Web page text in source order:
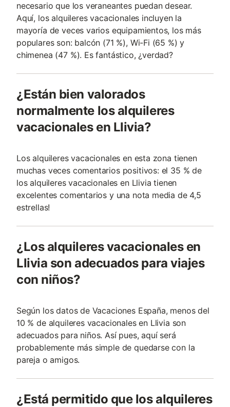
necesario que los veraneantes puedan desear.
Aquí, los alquileres vacacionales incluyen la
mayoría de veces varios equipamientos, los más
populares son: balcón (71 %), Wi-Fi (65 %) y
chimenea (47 %). Es fantástico, ¿verdad?
¿Están bien valorados
normalmente los alquileres
vacacionales en Llivia?
Los alquileres vacacionales en esta zona tienen
muchas veces comentarios positivos: el 35 % de
los alquileres vacacionales en Llivia tienen
excelentes comentarios y una nota media de 4,5
estrellas!
¿Los alquileres vacacionales en
Llivia son adecuados para viajes
con niños?
Según los datos de Vacaciones España, menos del
10 % de alquileres vacacionales en Llivia son
adecuados para niños. Así pues, aquí será
probablemente más simple de quedarse con la
pareja o amigos.
¿Está permitido que los alquileres